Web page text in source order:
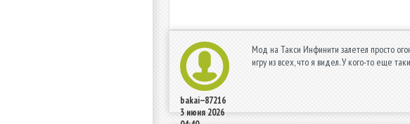
bakai--87216
3 июня 2026
Мод на Такси Инфинити залетел просто
игру из всех, что я видел. У кого-то еще